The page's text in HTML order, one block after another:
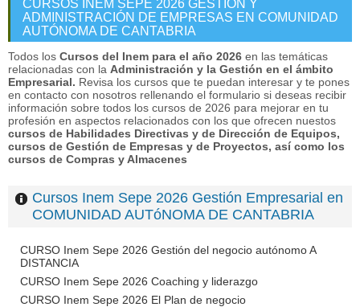
CURSOS INEM SEPE 2026 GESTIÓN Y
ADMINISTRACIÓN DE EMPRESAS EN COMUNIDAD
AUTÓNOMA DE CANTABRIA
Todos los Cursos del Inem para el año 2026 en las temáticas
relacionadas con la Administración y la Gestión en el ámbito
Empresarial. Revisa los cursos que te puedan interesar y te pones
en contacto con nosotros rellenando el formulario si deseas recibir
información sobre todos los cursos de 2026 para mejorar en tu
profesión en aspectos relacionados con los que ofrecen nuestos
cursos de Habilidades Directivas y de Dirección de Equipos,
cursos de Gestión de Empresas y de Proyectos, así como los
cursos de Compras y Almacenes
Cursos Inem Sepe 2026 Gestión Empresarial en
COMUNIDAD AUTóNOMA DE CANTABRIA
CURSO Inem Sepe 2026 Gestión del negocio autónomo A
DISTANCIA
CURSO Inem Sepe 2026 Coaching y liderazgo
CURSO Inem Sepe 2026 El Plan de negocio